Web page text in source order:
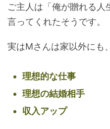
ご主人は「俺が贈れる人
言ってくれたそうです。
実はMさんは家以外にも、
理想的な仕事
理想の結婚相手
収入アップ